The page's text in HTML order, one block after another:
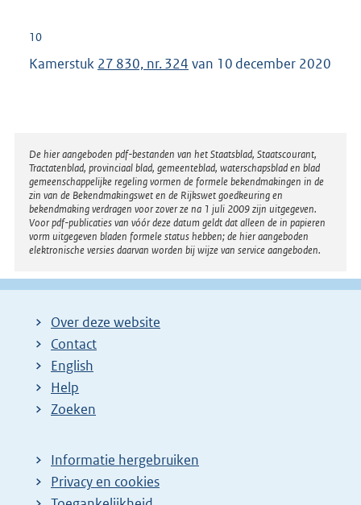
10
Kamerstuk 27 830, nr. 324 van 10 december 2020
Disclaimer
De hier aangeboden pdf-bestanden van het Staatsblad, Staatscourant,
Tractatenblad, provinciaal blad, gemeenteblad, waterschapsblad en blad
gemeenschappelijke regeling vormen de formele bekendmakingen in de
zin van de Bekendmakingswet en de Rijkswet goedkeuring en
bekendmaking verdragen voor zover ze na 1 juli 2009 zijn uitgegeven.
Voor pdf-publicaties van vóór deze datum geldt dat alleen de in papieren
vorm uitgegeven bladen formele status hebben; de hier aangeboden
elektronische versies daarvan worden bij wijze van service aangeboden.
Over deze website
Contact
English
Help
Zoeken
Informatie hergebruiken
Privacy en cookies